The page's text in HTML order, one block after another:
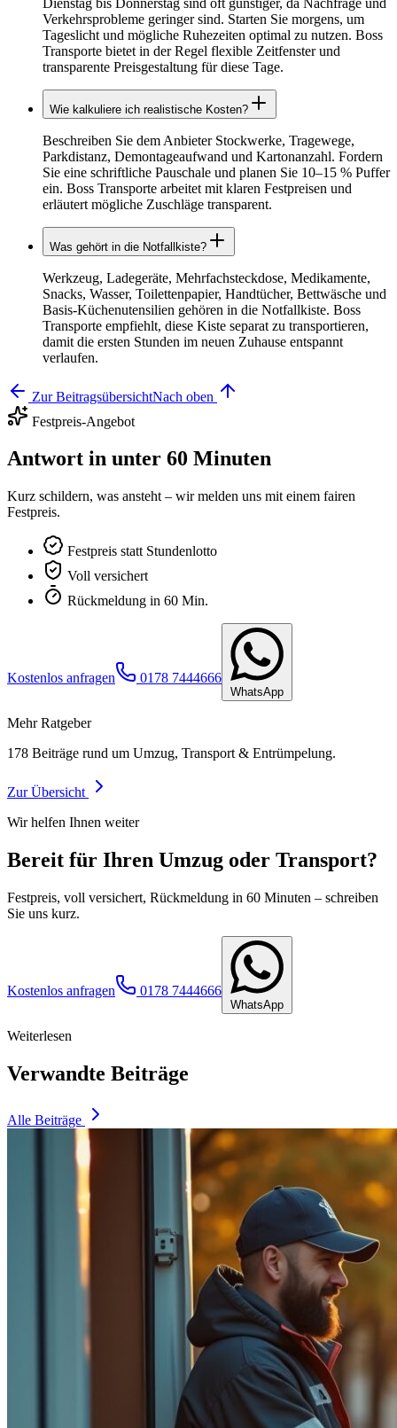
Verkehrsprobleme geringer sind. Starten Sie morgens, um
Tageslicht und mögliche Ruhezeiten optimal zu nutzen. Boss
Transporte bietet in der Regel flexible Zeitfenster und
transparente Preisgestaltung für diese Tage.
Wie kalkuliere ich realistische Kosten?
Beschreiben Sie dem Anbieter Stockwerke, Tragewege,
Parkdistanz, Demontageaufwand und Kartonanzahl. Fordern
Sie eine schriftliche Pauschale und planen Sie 10–15 % Puffer
ein. Boss Transporte arbeitet mit klaren Festpreisen und
erläutert mögliche Zuschläge transparent.
Was gehört in die Notfallkiste?
Werkzeug, Ladegeräte, Mehrfachsteckdose, Medikamente,
Snacks, Wasser, Toilettenpapier, Handtücher, Bettwäsche und
Basis-Küchenutensilien gehören in die Notfallkiste. Boss
Transporte empfiehlt, diese Kiste separat zu transportieren,
damit die ersten Stunden im neuen Zuhause entspannt
verlaufen.
Zur BeitragsübersichtNach oben
Festpreis-Angebot
Antwort in unter 60 Minuten
Kurz schildern, was ansteht – wir melden uns mit einem fairen
Festpreis.
Festpreis statt Stundenlotto
Voll versichert
Rückmeldung in 60 Min.
Kostenlos anfragen 0178 7444666
WhatsApp
Mehr Ratgeber
178 Beiträge rund um Umzug, Transport & Entrümpelung.
Zur Übersicht
Wir helfen Ihnen weiter
Bereit für Ihren Umzug oder Transport?
Festpreis, voll versichert, Rückmeldung in 60 Minuten – schreiben
Sie uns kurz.
Kostenlos anfragen 0178 7444666
WhatsApp
Weiterlesen
Verwandte Beiträge
Alle Beiträge